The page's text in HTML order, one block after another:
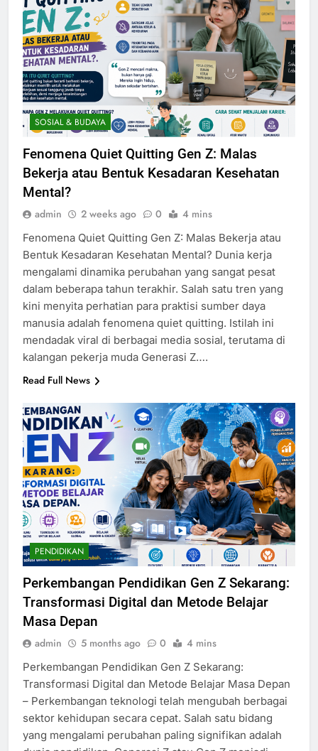
SOSIAL & BUDAYA
Fenomena Quiet Quitting Gen Z: Malas
Bekerja atau Bentuk Kesadaran Kesehatan
Mental?
admin 2 weeks ago 0 4 mins
Fenomena Quiet Quitting Gen Z: Malas Bekerja atau
Bentuk Kesadaran Kesehatan Mental? Dunia kerja
mengalami dinamika perubahan yang sangat pesat
dalam beberapa tahun terakhir. Salah satu tren yang
kini menyita perhatian para praktisi sumber daya
manusia adalah fenomena quiet quitting. Istilah ini
mendadak viral di berbagai media sosial, terutama di
kalangan pekerja muda Generasi Z….
Read Full News
PENDIDIKAN
Perkembangan Pendidikan Gen Z Sekarang:
Transformasi Digital dan Metode Belajar
Masa Depan
admin 5 months ago 0 4 mins
Perkembangan Pendidikan Gen Z Sekarang:
Transformasi Digital dan Metode Belajar Masa Depan
– Perkembangan teknologi telah mengubah berbagai
sektor kehidupan secara cepat. Salah satu bidang
yang mengalami perubahan paling signifikan adalah